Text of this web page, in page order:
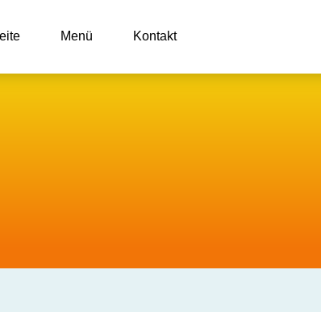
Menü Kontakt